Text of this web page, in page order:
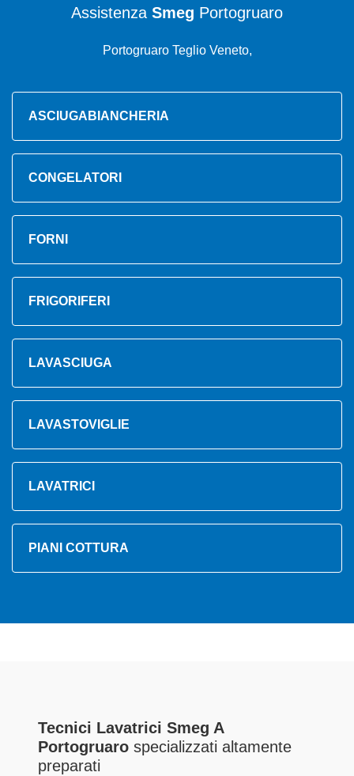
Assistenza Smeg Portogruaro
Portogruaro Teglio Veneto,
ASCIUGABIANCHERIA
CONGELATORI
FORNI
FRIGORIFERI
LAVASCIUGA
LAVASTOVIGLIE
LAVATRICI
PIANI COTTURA
Tecnici Lavatrici Smeg A
Portogruaro specializzati altamente
preparati